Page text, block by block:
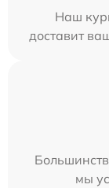
Наш
доставит
мы